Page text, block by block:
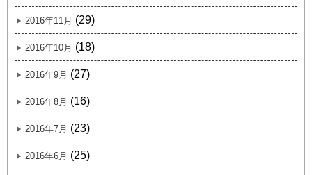
2016年11月 (29)
2016年10月 (18)
2016年9月 (27)
2016年8月 (16)
2016年7月 (23)
2016年6月 (25)